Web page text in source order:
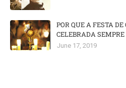
POR QUE A FESTA
CELEBRADA
June 17, 2019